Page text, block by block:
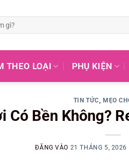
THEO LOẠI PHỤ KIỆN
TIN TỨC, MẸO
Có Bền Không?
ĐĂNG VÀO 21 THÁNG 5, 2026